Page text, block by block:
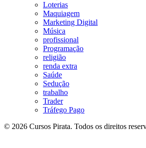
Loterias
Maquiagem
Marketing Digital
Música
profissional
Programação
religião
renda extra
Saúde
Sedução
trabalho
Trader
Tráfego Pago
© 2026 Cursos Pirata. Todos os direitos